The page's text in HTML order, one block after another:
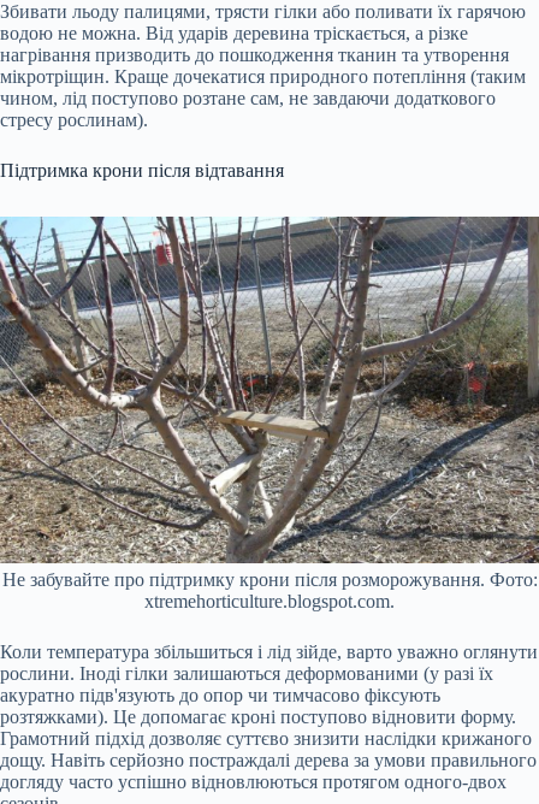
Збивати льоду палицями, трясти гілки або поливати їх гарячою
водою не можна. Від ударів деревина тріскається, а різке
нагрівання призводить до пошкодження тканин та утворення
мікротріщин. Краще дочекатися природного потепління (таким
чином, лід поступово розтане сам, не завдаючи додаткового
стресу рослинам).
Підтримка крони після відтавання
Не забувайте про підтримку крони після розморожування. Фото:
xtremehorticulture.blogspot.com.
Коли температура збільшиться і лід зійде, варто уважно оглянути
рослини. Іноді гілки залишаються деформованими (у разі їх
акуратно підв'язують до опор чи тимчасово фіксують
розтяжками). Це допомагає кроні поступово відновити форму.
Грамотний підхід дозволяє суттєво знизити наслідки крижаного
дощу. Навіть серйозно постраждалі дерева за умови правильного
догляду часто успішно відновлюються протягом одного-двох